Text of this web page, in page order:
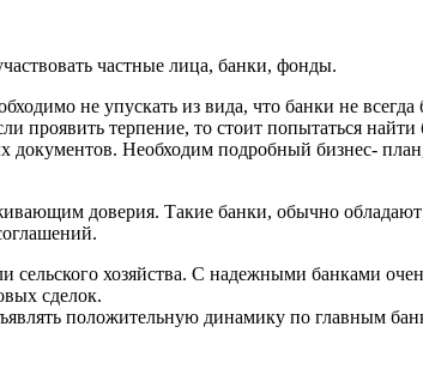
частные лица, банки, фонды.
не упускать из вида, что банки не
терпение, то стоит попытаться
документов. Необходим подробный бизнес-
доверия. Такие банки, обычно
хозяйства. C надежными банками
сделок.
положительную динамику по главным